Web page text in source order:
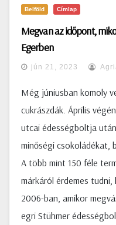
Belföld Címlap
Megvan az időpont,
Egerben
jún 21, 2023
Még júniusban komoly
cukrászdák. Április
utcai édességboltja
minőségi csokoládékat,
A több mint 150 féle
márkáról érdemes
2006-ban, amikor
egri Stühmer